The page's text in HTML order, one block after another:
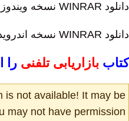
دانلود WINRAR نسخه ویندوز
دانلود WINRAR نسخه اندروید
کتاب بازاریابی تلفنی را
is not available! It may be
may not have permission